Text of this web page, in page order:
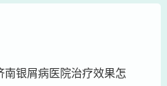
南银屑病医院治疗效果怎